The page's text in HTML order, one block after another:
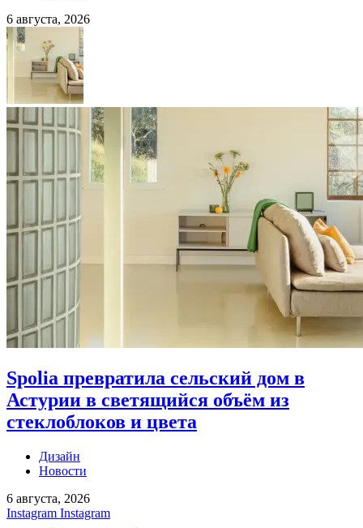
6 августа, 2026
Spolia превратила сельский дом в
Астурии в светящийся объём из
стеклоблоков и цвета
Дизайн
Новости
6 августа, 2026
Instagram Instagram